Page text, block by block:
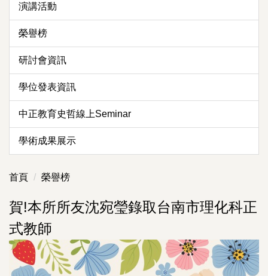
演講活動
榮譽榜
研討會資訊
學位發表資訊
中正教育史哲線上Seminar
學術成果展示
首頁 榮譽榜
賀!本所所友沈宛瑩錄取台南市理化科正
式教師